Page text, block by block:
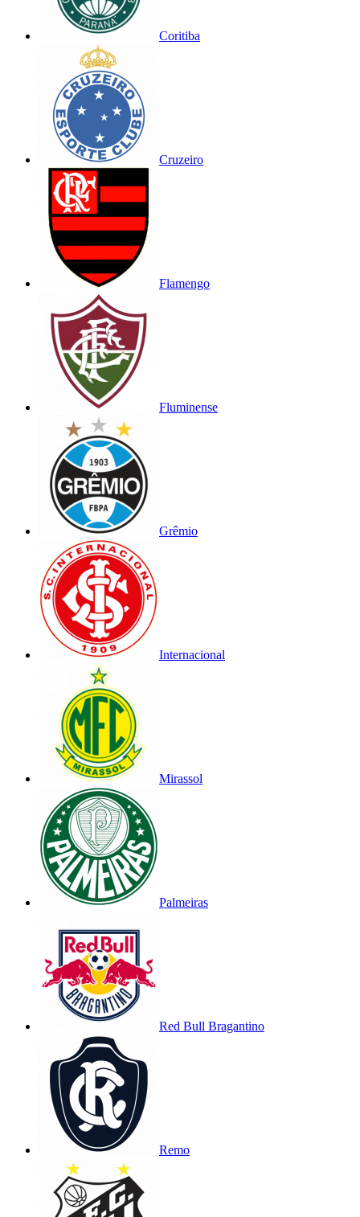
Coritiba
Cruzeiro
Flamengo
Fluminense
Grêmio
Internacional
Mirassol
Palmeiras
Red Bull Bragantino
Remo